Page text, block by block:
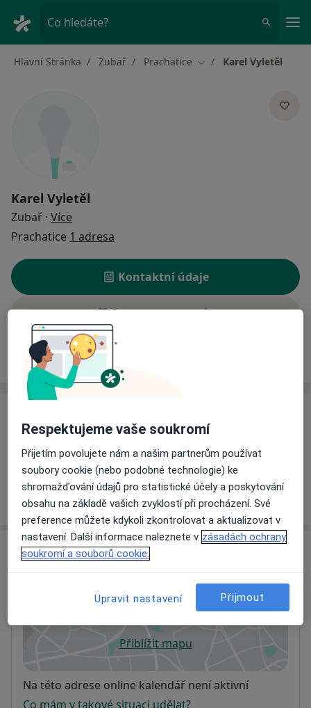
Co hledáte?
Hlavní Stránka Zubař Prachatice Změna města
Karel Vyletěl
Karel Vyletěl
Zubař · Více
Prachatice 1 adresa
Kontaktní údaje
Rezervovat termín
Ceník
Tento specialista ještě nepřidával žádné informace o
svých službách.
Adresa
Nemocniční 204, Prachatice38301
Přiblížit mapuse otevře v nové záložce
Dostupnost
Na této adrese online kalendář není aktivní
Co mám v takové situaci udělat?
Respektujeme vaše soukromí
Přijetím povolujete nám a našim partnerům používat
soubory cookie (nebo podobné technologie) ke
shromažďování údajů pro statistické účely a poskytování
obsahu na základě vašich zvyklostí při procházení. Své
preference můžete kdykoli zkontrolovat a aktualizovat v
nastavení. Další informace naleznete v zásadách ochrany
soukromí a souborů cookie.
Upravit nastavení Přijmout